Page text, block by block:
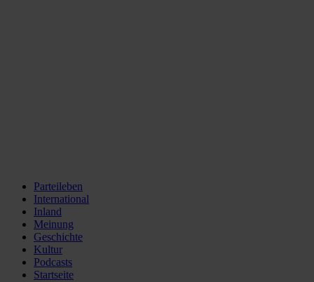
Parteileben
International
Inland
Meinung
Geschichte
Kultur
Podcasts
Startseite